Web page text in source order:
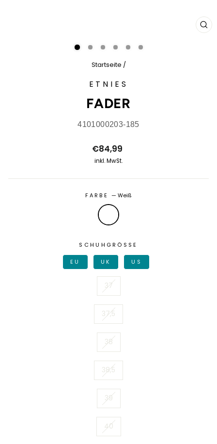
Startseite /
ETNIES
FADER
4101000203-185
Normaler
Preis
€84,99
inkl. MwSt.
FARBE—Weiß
SCHUHGRÖSSE
EU UK US
37
37,5
38
38,5
39
40